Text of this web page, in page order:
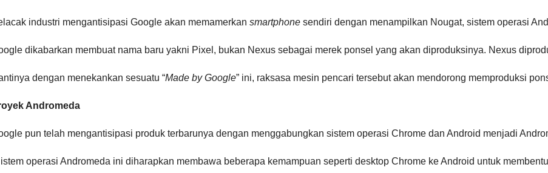
industri mengantisipasi Google akan memamerkan smartphone sendiri dengan menampilkan Nougat, sistem operasi
dikabarkan membuat nama baru yakni Pixel, bukan Nexus sebagai merek ponsel yang akan diproduksinya. Nexus
dengan menekankan sesuatu “Made by Google” ini, raksasa mesin pencari tersebut akan mendorong memproduksi
Andromeda
pun telah mengantisipasi produk terbarunya dengan menggabungkan sistem operasi Chrome dan Android menjadi
operasi Andromeda ini diharapkan membawa beberapa kemampuan seperti desktop Chrome ke Android untuk